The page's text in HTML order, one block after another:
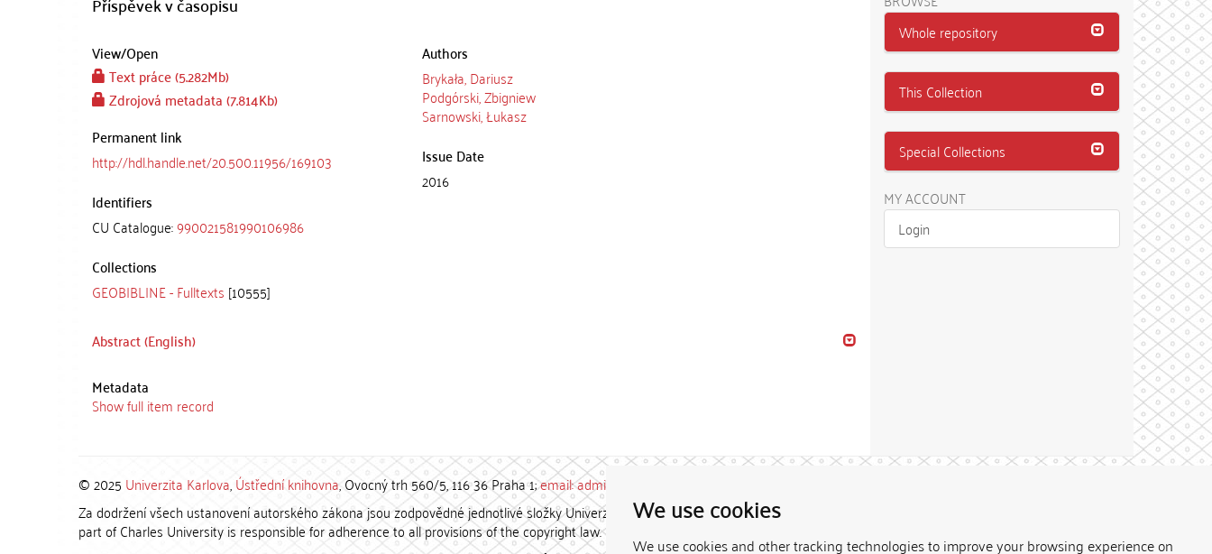
We use cookies
We use cookies and other tracking technologies to improve your browsing experience on
View/Open
Text práce (5.282Mb)
Zdrojová metadata (7.814Kb)
Permanent link
http://hdl.handle.net/20.500.11956/169103
Identifiers
CU Catalogue:990021581990106986
Collections
GEOBIBLINE - Fulltexts [10555]
Authors
Brykała, Dariusz
Podgórski, Zbigniew
Sarnowski, Łukasz
Issue Date
2016
Abstract (English)
Metadata
Show full item record
Whole repository
This Collection
Special Collections
MY ACCOUNT
Login
© 2025 Univerzita Karlova,Ústřední knihovna, Ovocný trh 560/5, 116 36 Praha 1;email: admin-repozitar [at] cuni.cz
Za dodržení všech ustanovení autorského zákona jsou zodpovědné jednotlivé složky Univerzity Karlovy. / Each constituent
part of Charles University is responsible for adherence to all provisions of the copyright law.